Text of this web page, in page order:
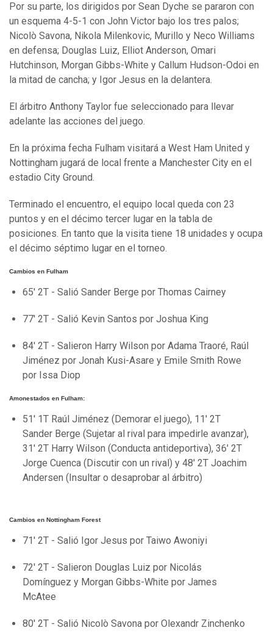
Por su parte, los dirigidos por Sean Dyche se pararon con
un esquema 4-5-1 con John Victor bajo los tres palos;
Nicolò Savona, Nikola Milenkovic, Murillo y Neco Williams
en defensa; Douglas Luiz, Elliot Anderson, Omari
Hutchinson, Morgan Gibbs-White y Callum Hudson-Odoi en
la mitad de cancha; y Igor Jesus en la delantera.
El árbitro Anthony Taylor fue seleccionado para llevar
adelante las acciones del juego.
En la próxima fecha Fulham visitará a West Ham United y
Nottingham jugará de local frente a Manchester City en el
estadio City Ground.
Terminado el encuentro, el equipo local queda con 23
puntos y en el décimo tercer lugar en la tabla de
posiciones. En tanto que la visita tiene 18 unidades y ocupa
el décimo séptimo lugar en el torneo.
Cambios en Fulham
65' 2T - Salió Sander Berge por Thomas Cairney
77' 2T - Salió Kevin Santos por Joshua King
84' 2T - Salieron Harry Wilson por Adama Traoré, Raúl
Jiménez por Jonah Kusi-Asare y Emile Smith Rowe
por Issa Diop
Amonestados en Fulham:
51' 1T Raúl Jiménez (Demorar el juego), 11' 2T
Sander Berge (Sujetar al rival para impedirle avanzar),
31' 2T Harry Wilson (Conducta antideportiva), 36' 2T
Jorge Cuenca (Discutir con un rival) y 48' 2T Joachim
Andersen (Insultar o desaprobar al árbitro)
Cambios en Nottingham Forest
71' 2T - Salió Igor Jesus por Taiwo Awoniyi
72' 2T - Salieron Douglas Luiz por Nicolás
Domínguez y Morgan Gibbs-White por James
McAtee
80' 2T - Salió Nicolò Savona por Olexandr Zinchenko